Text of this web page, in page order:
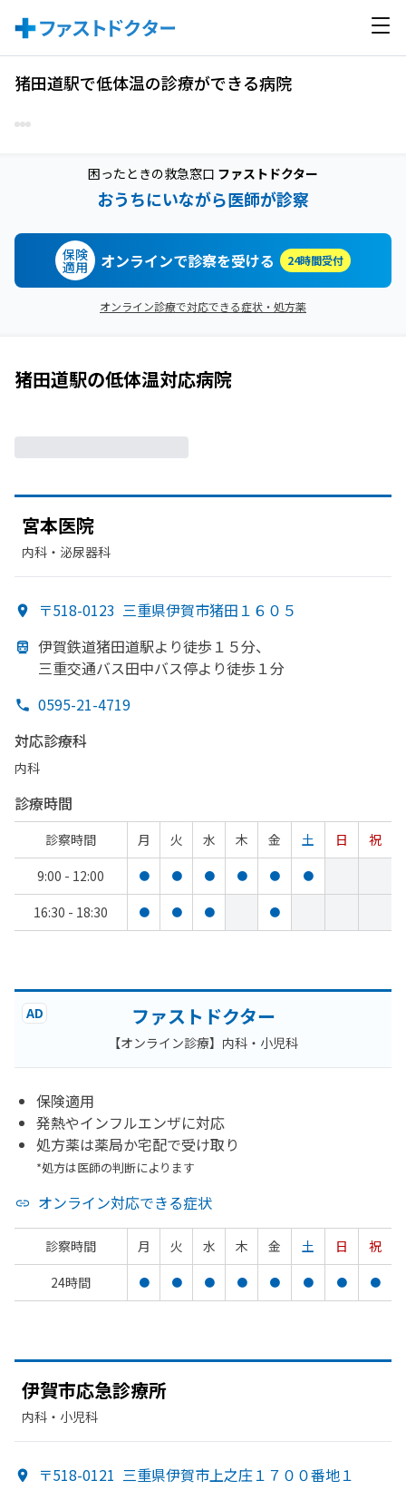
猪田道駅で低体温の診療ができる病院
困ったときの救急窓口 ファストドクター
おうちにいながら医師が診察
保険
適用 オンラインで診察を受ける 24時間受付
オンライン診療で対応できる症状・処方薬
猪田道駅の低体温対応病院
宮本医院
内科・​泌尿器科
〒518-0123 三重県伊賀市猪田１６０５
伊賀鉄道猪田道駅より徒歩１５分、
三重交通バス田中バス停より徒歩１分
0595-21-4719
対応診療科
内科
診療時間
診察時間 月 火 水 木 金 土 日
祝
9:00 - 12:00
● ● ● ● ● ●
16:30 - 18:30 ● ● ● ●
AD ファストドクター
【オンライン診療】内科・小児科
保険適用
発熱やインフルエンザに対応
処方薬は薬局か宅配で受け取り
*処方は医師の判断によります
オンライン対応できる症状
診察時間 月 火 水 木 金 土 日
祝
24時間
● ● ● ● ● ● ● ●
伊賀市応急診療所
内科・​小児科
〒518-0121 三重県伊賀市上之庄１７００番地１